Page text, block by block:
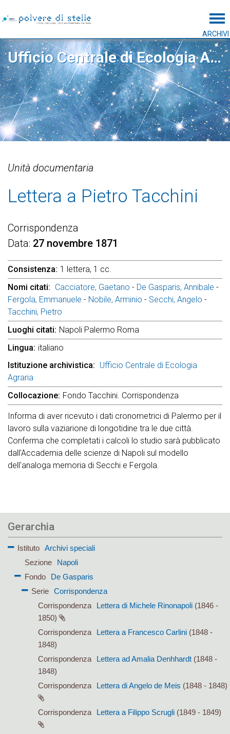
ARCHIVI
Ufficio Centrale di Ecologia Agraria
Unità documentaria
Lettera a Pietro Tacchini
Corrispondenza
Data 27 novembre 1871
Consistenza 1 lettera, 1 cc.
Nomi citati
Cacciatore, Gaetano - De Gasparis, Annibale -
Fergola, Emmanuele - Nobile, Arminio - Secchi, Angelo -
Tacchini, Pietro
Luoghi citati Napoli Palermo Roma
Lingua italiano
Istituzione archivistica
Ufficio Centrale di Ecologia
Agraria
Collocazione Fondo Tacchini. Corrispondenza
Informa di aver ricevuto i dati cronometrici di Palermo per il
lavoro sulla vaziarione di longotidine tra le due città.
Conferma che completati i calcoli lo studio sarà pubblicato
dall'Accademia delle scienze di Napoli sul modello
dell'analoga memoria di Secchi e Fergola.
Gerarchia
Istituto
Archivi speciali
Sezione
Napoli
Fondo
De Gasparis
Serie Corrispondenza
Corrispondenza
Lettera di Michele Rinonapoli (1846 -
1850)
Corrispondenza
Lettera a Francesco Carlini (1848 -
1848)
Corrispondenza
Lettera ad Amalia Denhhardt (1848 -
1848)
Corrispondenza
Lettera di Angelo de Meis (1848 - 1848)
Corrispondenza Lettera a Filippo Scrugli (1849 - 1849)